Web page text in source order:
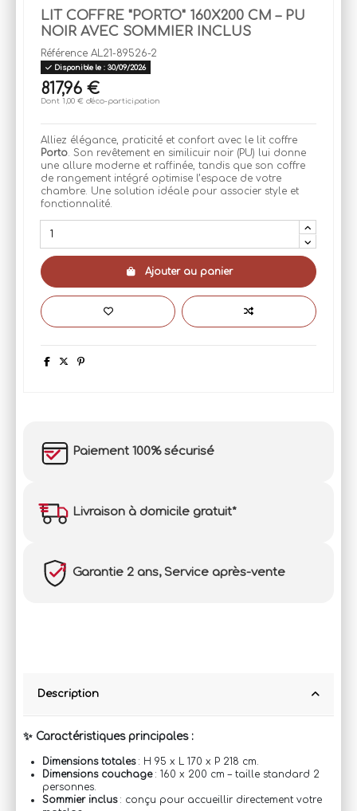
LIT COFFRE "PORTO" 160X200 CM – PU
NOIR AVEC SOMMIER INCLUS
Référence AL21-89526-2
Disponible le : 30/09/2026
817,96 €
Dont 1,00 € d'éco-participation
Alliez élégance, praticité et confort avec le lit coffre
Porto. Son revêtement en similicuir noir (PU) lui donne
une allure moderne et raffinée, tandis que son coffre
de rangement intégré optimise l’espace de votre
chambre. Une solution idéale pour associer style et
fonctionnalité.
Ajouter au panier
Paiement 100% sécurisé
Livraison à domicile gratuit*
Garantie 2 ans, Service après-vente
Description
✨ Caractéristiques principales :
Dimensions totales: H 95 x L 170 x P 218 cm.
Dimensions couchage: 160 x 200 cm – taille standard 2
personnes.
Sommier inclus: conçu pour accueillir directement votre